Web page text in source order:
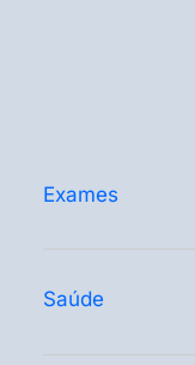
Exames
Saúde